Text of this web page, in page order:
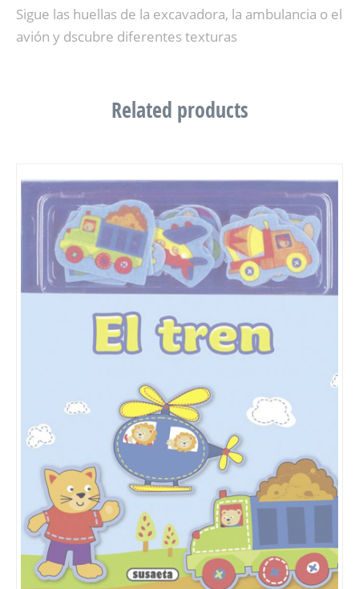
Sigue las huellas de la excavadora, la ambulancia o el
avión y dscubre diferentes texturas
Related products